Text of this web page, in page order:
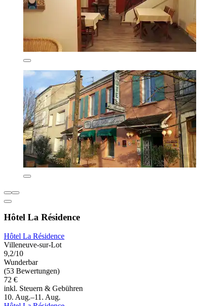
Hôtel La Résidence
Hôtel La Résidence
Villeneuve-sur-Lot
9,2/10
Wunderbar
(53 Bewertungen)
72 €
inkl. Steuern & Gebühren
10. Aug.–11. Aug.